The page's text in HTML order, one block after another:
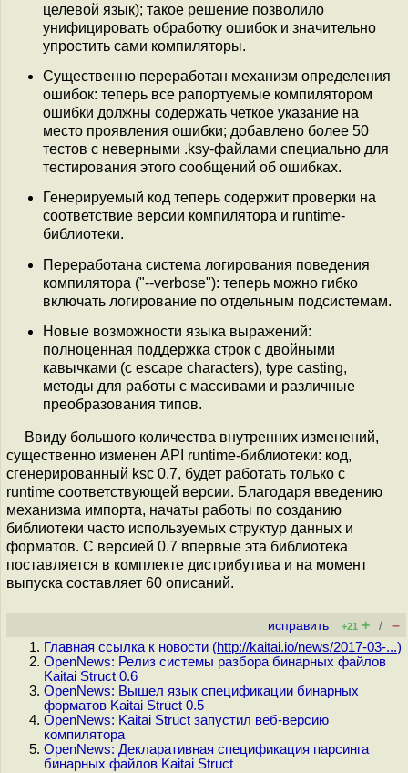
целевой язык); такое решение позволило
унифицировать обработку ошибок и значительно
упростить сами компиляторы.
Существенно переработан механизм определения
ошибок: теперь все рапортуемые компилятором
ошибки должны содержать четкое указание на
место проявления ошибки; добавлено более 50
тестов с неверными .ksy-файлами специально для
тестирования этого сообщений об ошибках.
Генерируемый код теперь содержит проверки на
соответствие версии компилятора и runtime-
библиотеки.
Переработана система логирования поведения
компилятора ("--verbose"): теперь можно гибко
включать логирование по отдельным подсистемам.
Новые возможности языка выражений:
полноценная поддержка строк с двойными
кавычками (с escape characters), type casting,
методы для работы с массивами и различные
преобразования типов.
Ввиду большого количества внутренних изменений,
существенно изменен API runtime-библиотеки: код,
сгенерированный ksc 0.7, будет работать только с
runtime соответствующей версии. Благодаря введению
механизма импорта, начаты работы по созданию
библиотеки часто используемых структур данных и
форматов. С версией 0.7 впервые эта библиотека
поставляется в комплекте дистрибутива и на момент
выпуска составляет 60 описаний.
исправить +21 + / –
Главная ссылка к новости (http://kaitai.io/news/2017-03-...)
OpenNews: Релиз системы разбора бинарных файлов
Kaitai Struct 0.6
OpenNews: Вышел язык спецификации бинарных
форматов Kaitai Struct 0.5
OpenNews: Kaitai Struct запустил веб-версию
компилятора
OpenNews: Декларативная спецификация парсинга
бинарных файлов Kaitai Struct